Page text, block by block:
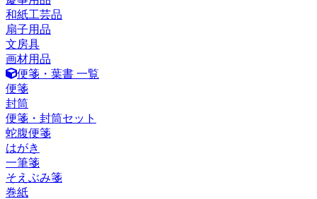
和紙工芸品
扇子用品
文房具
画材用品
便箋・葉書 一覧
便箋
封筒
便箋・封筒セット
蛇腹便箋
はがき
一筆箋
そえぶみ箋
巻紙